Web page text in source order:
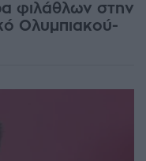
φιλάθλων στην
Ολυμπιακού-